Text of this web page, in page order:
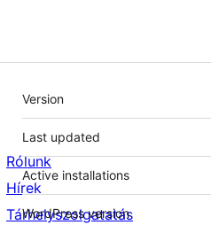
Meta
Version
Last updated
Active installations
WordPress version
Rólunk
Hírek
Tárhelyszolgatatás